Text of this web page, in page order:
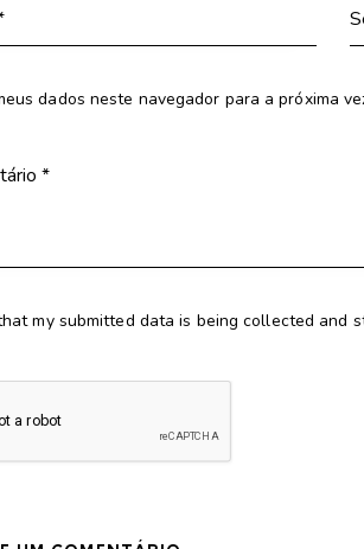
dados neste navegador para a próxima
my submitted data is being collected and